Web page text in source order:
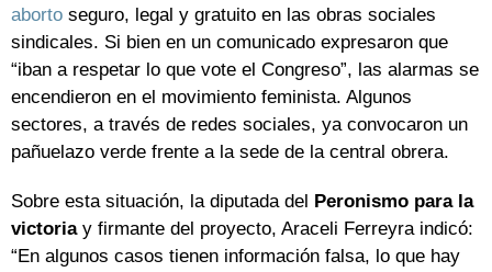
aborto seguro, legal y gratuito en las obras sociales
sindicales. Si bien en un comunicado expresaron que
“iban a respetar lo que vote el Congreso”, las alarmas se
encendieron en el movimiento feminista. Algunos
sectores, a través de redes sociales, ya convocaron un
pañuelazo verde frente a la sede de la central obrera.
Sobre esta situación, la diputada del Peronismo para la
victoria y firmante del proyecto, Araceli Ferreyra indicó:
“En algunos casos tienen información falsa, lo que hay